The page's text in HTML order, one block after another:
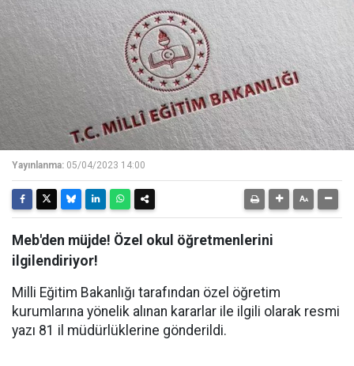
Yayınlanma: 05/04/2023 14:00
Meb'den müjde! Özel okul öğretmenlerini
ilgilendiriyor!
Milli Eğitim Bakanlığı tarafından özel öğretim
kurumlarına yönelik alınan kararlar ile ilgili olarak resmi
yazı 81 il müdürlüklerine gönderildi.